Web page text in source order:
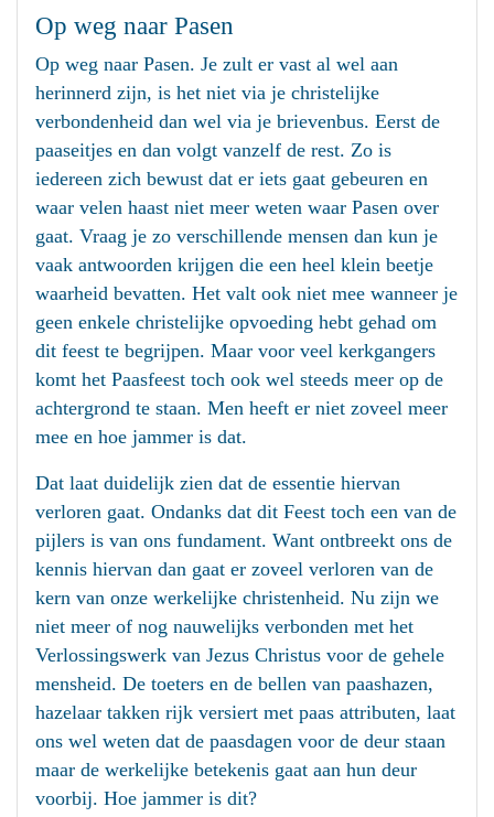
Op weg naar Pasen
Op weg naar Pasen. Je zult er vast al wel aan
herinnerd zijn, is het niet via je christelijke
verbondenheid dan wel via je brievenbus. Eerst de
paaseitjes en dan volgt vanzelf de rest. Zo is
iedereen zich bewust dat er iets gaat gebeuren en
waar velen haast niet meer weten waar Pasen over
gaat. Vraag je zo verschillende mensen dan kun je
vaak antwoorden krijgen die een heel klein beetje
waarheid bevatten. Het valt ook niet mee wanneer je
geen enkele christelijke opvoeding hebt gehad om
dit feest te begrijpen. Maar voor veel kerkgangers
komt het Paasfeest toch ook wel steeds meer op de
achtergrond te staan. Men heeft er niet zoveel meer
mee en hoe jammer is dat.
Dat laat duidelijk zien dat de essentie hiervan
verloren gaat. Ondanks dat dit Feest toch een van de
pijlers is van ons fundament. Want ontbreekt ons de
kennis hiervan dan gaat er zoveel verloren van de
kern van onze werkelijke christenheid. Nu zijn we
niet meer of nog nauwelijks verbonden met het
Verlossingswerk van Jezus Christus voor de gehele
mensheid. De toeters en de bellen van paashazen,
hazelaar takken rijk versiert met paas attributen, laat
ons wel weten dat de paasdagen voor de deur staan
maar de werkelijke betekenis gaat aan hun deur
voorbij. Hoe jammer is dit?